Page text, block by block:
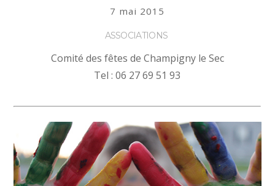
7 mai 2015
ASSOCIATIONS
Comité des fêtes de Champigny le Sec
Tel : 06 27 69 51 93